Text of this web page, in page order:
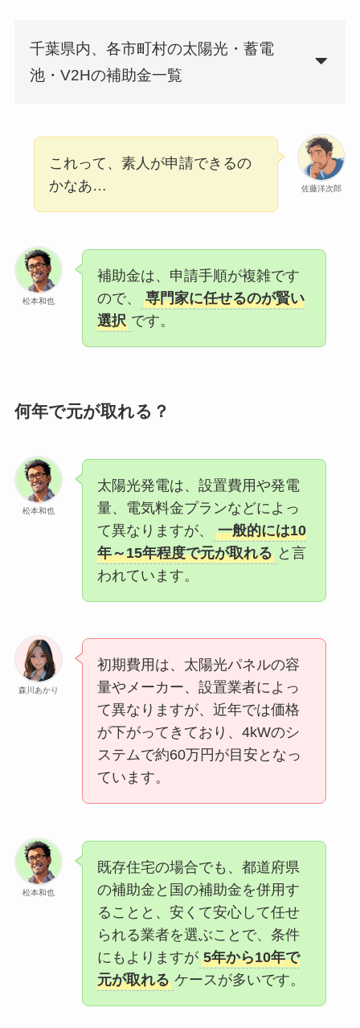
千葉県内、各市町村の太陽光・蓄電
池・V2Hの補助金一覧
佐藤洋次郎
これって、素人が申請できるの
かなあ…
松本和也
補助金は、申請手順が複雑です
ので、
専門家に任せるのが賢い
選択 です。
何年で元が取れる？
松本和也
太陽光発電は、設置費用や発電
量、電気料金プランなどによっ
て異なりますが、
一般的には10
年～15年程度で元が取れる と言
われています。
森川あかり
初期費用は、太陽光パネルの容
量やメーカー、設置業者によっ
て異なりますが、近年では価格
が下がってきており、4kWのシ
ステムで約60万円が目安となっ
ています。
松本和也
既存住宅の場合でも、都道府県
の補助金と国の補助金を併用す
ることと、安くて安心して任せ
られる業者を選ぶことで、条件
にもよりますが 5年から10年で
元が取れる ケースが多いです。